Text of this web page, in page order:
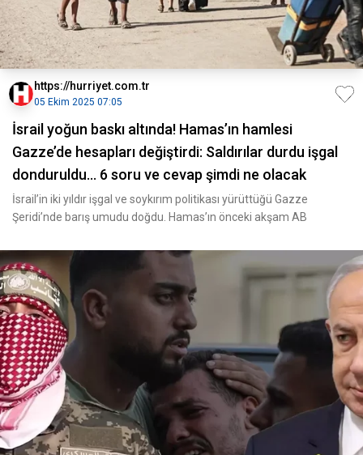
https://hurriyet.com.tr
05 Ekim 2025 07:05
İsrail yoğun baskı altında! Hamas’ın hamlesi
Gazze’de hesapları değiştirdi: Saldırılar durdu işgal
donduruldu... 6 soru ve cevap şimdi ne olacak
İsrail’in iki yıldır işgal ve soykırım politikası yürüttüğü Gazze
Şeridi’nde barış umudu doğdu. Hamas’ın önceki akşam AB